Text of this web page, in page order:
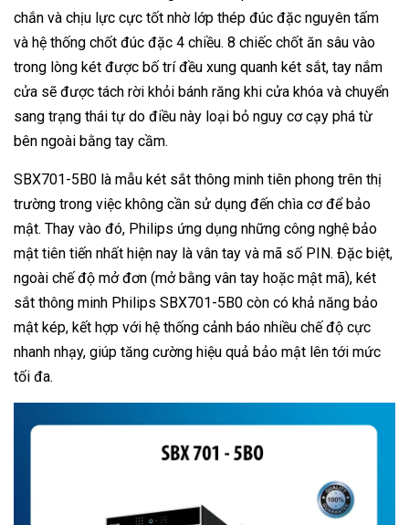
chắn và chịu lực cực tốt nhờ lớp thép đúc đặc nguyên tấm
và hệ thống chốt đúc đặc 4 chiều. 8 chiếc chốt ăn sâu vào
trong lòng két được bố trí đều xung quanh két sắt, tay nắm
cửa sẽ được tách rời khỏi bánh răng khi cửa khóa và chuyển
sang trạng thái tự do điều này loại bỏ nguy cơ cạy phá từ
bên ngoài bằng tay cầm.
SBX701-5B0 là mẫu két sắt thông minh tiên phong trên thị
trường trong việc không cần sử dụng đến chìa cơ để bảo
mật. Thay vào đó, Philips ứng dụng những công nghệ bảo
mật tiên tiến nhất hiện nay là vân tay và mã số PIN. Đặc biệt,
ngoài chế độ mở đơn (mở bằng vân tay hoặc mật mã), két
sắt thông minh Philips SBX701-5B0 còn có khả năng bảo
mật kép, kết hợp với hệ thống cảnh báo nhiều chế độ cực
nhanh nhạy, giúp tăng cường hiệu quả bảo mật lên tới mức
tối đa.